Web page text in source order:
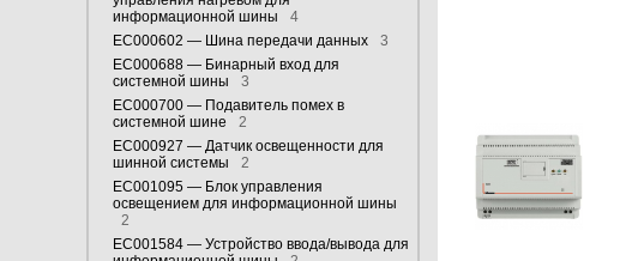
информационной шины
4
EC000602 — Шина передачи данных
3
EC000688 — Бинарный вход для
системной шины
3
EC000700 — Подавитель помех в
системной шине
2
EC000927 — Датчик освещенности для
шинной системы
2
EC001095 — Блок управления
освещением для информационной шины
2
EC001584 — Устройство ввода/вывода для